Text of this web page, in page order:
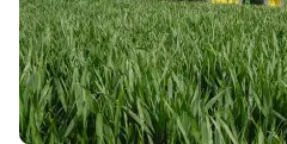
Le raisonnement du calcul de
céréales à paille peut
22 JANV. 2026